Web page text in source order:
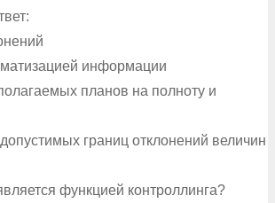
информации
планов на полноту и
границ отклонений величин
функцией контроллинга?